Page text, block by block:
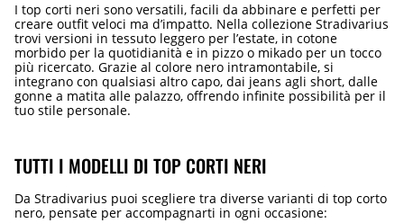
I top corti neri sono versatili, facili da abbinare e perfetti per
creare outfit veloci ma d’impatto. Nella collezione Stradivarius
trovi versioni in tessuto leggero per l’estate, in cotone
morbido per la quotidianità e in pizzo o mikado per un tocco
più ricercato. Grazie al colore nero intramontabile, si
integrano con qualsiasi altro capo, dai jeans agli short, dalle
gonne a matita alle palazzo, offrendo infinite possibilità per il
tuo stile personale.
TUTTI I MODELLI DI TOP CORTI NERI
Da Stradivarius puoi scegliere tra diverse varianti di top corto
nero, pensate per accompagnarti in ogni occasione: